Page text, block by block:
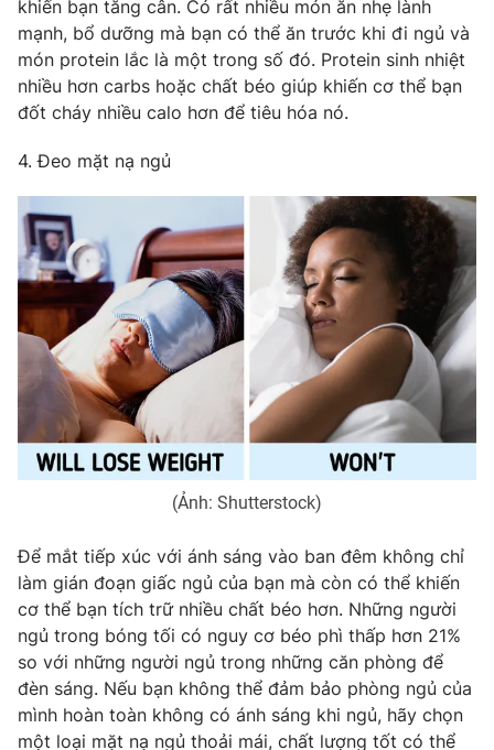
thuận bằng văn bản. Ghi rõ nguồn VTV.vn khi phát hành lại
khiến bạn tăng cân. Có rất nhiều món ăn nhẹ lành
mạnh, bổ dưỡng mà bạn có thể ăn trước khi đi ngủ và
món protein lắc là một trong số đó. Protein sinh nhiệt
nhiều hơn carbs hoặc chất béo giúp khiến cơ thể bạn
đốt cháy nhiều calo hơn để tiêu hóa nó.
4. Đeo mặt nạ ngủ
(Ảnh: Shutterstock)
Để mắt tiếp xúc với ánh sáng vào ban đêm không chỉ
làm gián đoạn giấc ngủ của bạn mà còn có thể khiến
cơ thể bạn tích trữ nhiều chất béo hơn. Những người
ngủ trong bóng tối có nguy cơ béo phì thấp hơn 21%
so với những người ngủ trong những căn phòng để
đèn sáng. Nếu bạn không thể đảm bảo phòng ngủ của
mình hoàn toàn không có ánh sáng khi ngủ, hãy chọn
một loại mặt nạ ngủ thoải mái, chất lượng tốt có thể